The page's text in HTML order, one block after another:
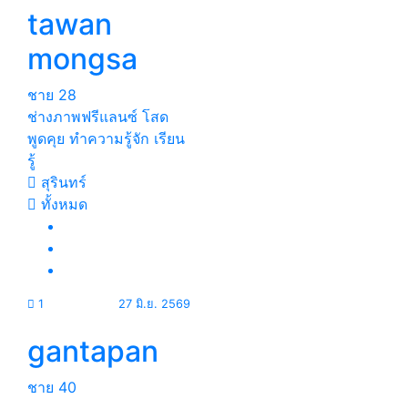
tawan
mongsa
ชาย 28
ช่างภาพฟรีแลนซ์ โสด
พูดคุย ทำความรู้จัก เรียน
รู้
สุรินทร์
ทั้งหมด
1 27 มิ.ย. 2569
gantapan
ชาย 40